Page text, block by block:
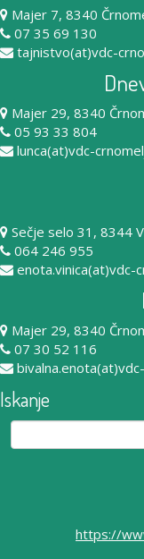
Majer 7, 8340
07 35 69 130
tajnistvo(at)vdc-
Majer 29, 8340
05 93 33 804
lunca(at)vdc-
Sečje selo 31, 8344
064 246 955
enota.vinica(at)vdc-
Majer 29, 8340
07 30 52 116
Iskanje
https://